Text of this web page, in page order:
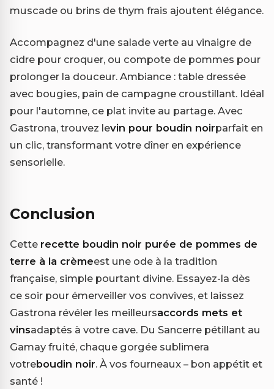
muscade ou brins de thym frais ajoutent élégance.
Accompagnez d'une salade verte au vinaigre de
cidre pour croquer, ou compote de pommes pour
prolonger la douceur. Ambiance : table dressée
avec bougies, pain de campagne croustillant. Idéal
pour l'automne, ce plat invite au partage. Avec
Gastrona, trouvez levin pour boudin noirparfait en
un clic, transformant votre dîner en expérience
sensorielle.
Conclusion
Cette recette boudin noir purée de pommes de
terre à la crèmeest une ode à la tradition
française, simple pourtant divine. Essayez-la dès
ce soir pour émerveiller vos convives, et laissez
Gastrona révéler les meilleursaccords mets et
vinsadaptés à votre cave. Du Sancerre pétillant au
Gamay fruité, chaque gorgée sublimera
votreboudin noir. À vos fourneaux – bon appétit et
santé !